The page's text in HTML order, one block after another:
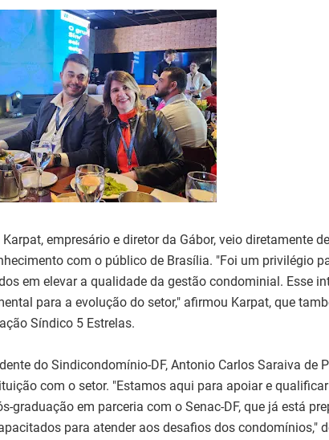
Karpat, empresário e diretor da Gábor, veio diretamente
com o público de Brasília. "Foi um privilégio
em elevar a qualidade da gestão condominial. Esse
para a evolução do setor," afirmou Karpat, que
Síndico 5 Estrelas.
do Sindicondomínio-DF, Antonio Carlos Saraiva de
com o setor. "Estamos aqui para apoiar e
graduação em parceria com o Senac-DF, que já está
para atender aos desafios dos condomínios,"